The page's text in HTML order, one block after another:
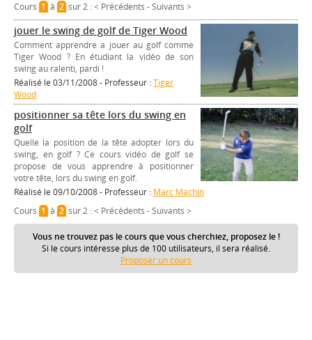
Cours 1à 2sur 2 :< Précédents -Suivants >
jouer le swing de golf de Tiger Wood
Comment apprendre a jouer au golf comme
Tiger Wood ? En étudiant la vidéo de son
swing au ralenti, pardi !
Réalisé le 03/11/2008 - Professeur :Tiger
Wood
positionner sa tête lors du swing en
golf
Quelle la position de la tête adopter lors du
swing, en golf ? Ce cours vidéo de golf se
propose de vous apprendre à positionner
votre tête, lors du swing en golf.
Réalisé le 09/10/2008 - Professeur : Marc Machin
Cours 1à 2sur 2 :< Précédents -Suivants >
Vous ne trouvez pas le cours que vous cherchiez, proposez le !
Si le cours intéresse plus de 100 utilisateurs, il sera réalisé.
Proposer un cours